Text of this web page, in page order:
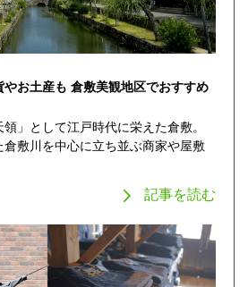
お土産も 倉敷美観地区でおすすめ
」として江戸時代に栄えた倉敷。
敷川を中心に立ち並ぶ商家や屋敷
記事を読む